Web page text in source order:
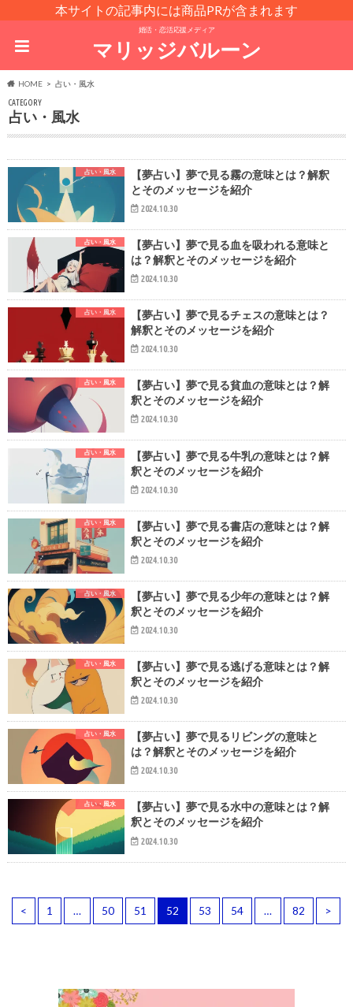
本サイトの記事内には商品PRが含まれます
婚活・恋活応援メディア
マリッジバルーン
HOME 占い・風水
CATEGORY
占い・風水
占い・風水
【夢占い】夢で見る霧の意味とは？解釈
とそのメッセージを紹介
2024.10.30
占い・風水
【夢占い】夢で見る血を吸われる意味と
は？解釈とそのメッセージを紹介
2024.10.30
占い・風水
【夢占い】夢で見るチェスの意味とは？
解釈とそのメッセージを紹介
2024.10.30
占い・風水
【夢占い】夢で見る貧血の意味とは？解
釈とそのメッセージを紹介
2024.10.30
占い・風水
【夢占い】夢で見る牛乳の意味とは？解
釈とそのメッセージを紹介
2024.10.30
占い・風水
【夢占い】夢で見る書店の意味とは？解
釈とそのメッセージを紹介
2024.10.30
占い・風水
【夢占い】夢で見る少年の意味とは？解
釈とそのメッセージを紹介
2024.10.30
占い・風水
【夢占い】夢で見る逃げる意味とは？解
釈とそのメッセージを紹介
2024.10.30
占い・風水
【夢占い】夢で見るリビングの意味と
は？解釈とそのメッセージを紹介
2024.10.30
占い・風水
【夢占い】夢で見る水中の意味とは？解
釈とそのメッセージを紹介
2024.10.30
< 1 … 50 51 52 53 54 … 82 >